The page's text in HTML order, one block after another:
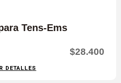
Tens-Ems
$28.400
DETALLES